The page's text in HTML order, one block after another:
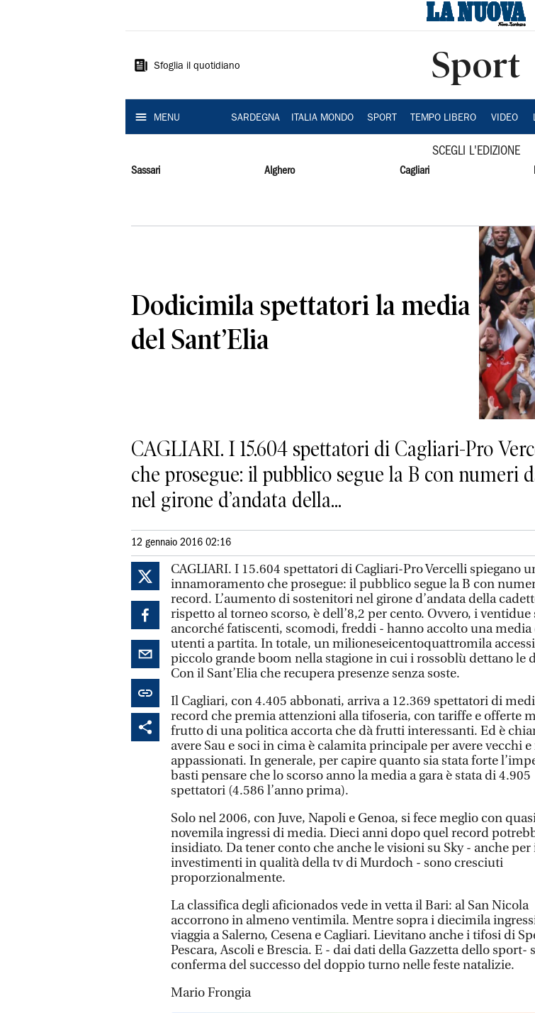
Sardegna
Sfoglia il quotidiano Sport
MENU SARDEGNA ITALIA MONDO SPORT TEMPO LIBERO VIDEO
SCEGLI L'EDIZIONE
Sassari Alghero Cagliari
Dodicimila spettatori la media
del Sant’Elia
CAGLIARI. I 15.604 spettatori di Cagliari-Pro
che prosegue: il pubblico segue la B con numeri
nel girone d’andata della...
12 gennaio 2016 02:16
CAGLIARI. I 15.604 spettatori di Cagliari-Pro Vercelli spiegano
innamoramento che prosegue: il pubblico segue la B con
record. L’aumento di sostenitori nel girone d’andata della
rispetto al torneo scorso, è dell’8,2 per cento. Ovvero, i ventidue
ancorché fatiscenti, scomodi, freddi - hanno accolto una media
utenti a partita. In totale, un milioneseicentoquattromila
piccolo grande boom nella stagione in cui i rossoblù dettano le
Con il Sant’Elia che recupera presenze senza soste.
Il Cagliari, con 4.405 abbonati, arriva a 12.369 spettatori di
record che premia attenzioni alla tifoseria, con tariffe e offerte
frutto di una politica accorta che dà frutti interessanti. Ed è
avere Sau e soci in cima è calamita principale per avere vecchi
appassionati. In generale, per capire quanto sia stata forte
basti pensare che lo scorso anno la media a gara è stata di 4.905
spettatori (4.586 l’anno prima).
Solo nel 2006, con Juve, Napoli e Genoa, si fece meglio con
novemila ingressi di media. Dieci anni dopo quel record
insidiato. Da tener conto che anche le visioni su Sky - anche
investimenti in qualità della tv di Murdoch - sono cresciuti
proporzionalmente.
La classifica degli aficionados vede in vetta il Bari: al San Nicola
accorrono in almeno ventimila. Mentre sopra i diecimila
viaggia a Salerno, Cesena e Cagliari. Lievitano anche i tifosi di
Pescara, Ascoli e Brescia. E - dai dati della Gazzetta dello sport-
conferma del successo del doppio turno nelle feste natalizie.
Mario Frongia